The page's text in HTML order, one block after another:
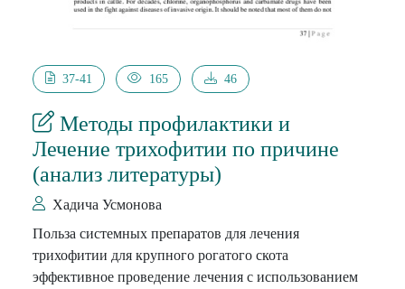
37-41 165 46
Методы профилактики и
Лечение трихофитии по причине
(анализ литературы)
Хадича Усмонова
Польза системных препаратов для лечения
трихофитии для крупного рогатого скота
эффективное проведение лечения с использованием